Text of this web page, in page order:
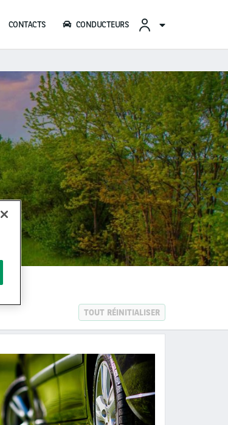
CONTACTS CONDUCTEURS
TOUT RÉINITIALISER